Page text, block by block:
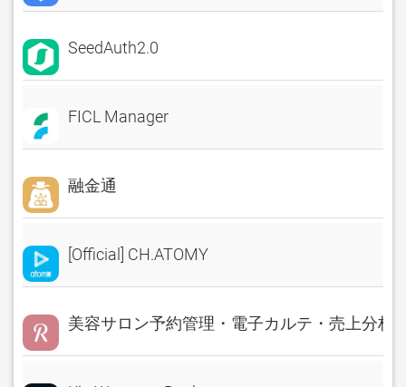
SeedAuth2.0
FICL Manager
融金通
[Official] CH.ATOMY
美容サロン予約管理・電子カルテ・売上分析